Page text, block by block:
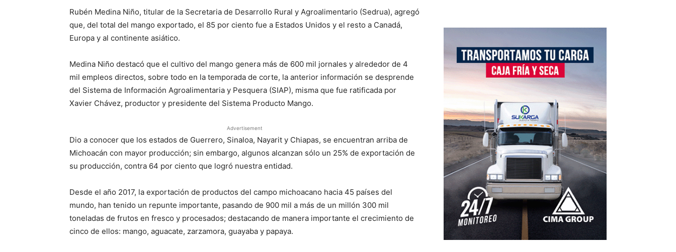
Rubén Medina Niño, titular de la Secretaria de Desarrollo Rural y Agroalimentario (Sedrua), agregó
que, del total del mango exportado, el 85 por ciento fue a Estados Unidos y el resto a Canadá,
Europa y al continente asiático.
Medina Niño destacó que el cultivo del mango genera más de 600 mil jornales y alrededor de 4
mil empleos directos, sobre todo en la temporada de corte, la anterior información se desprende
del Sistema de Información Agroalimentaria y Pesquera (SIAP), misma que fue ratificada por
Xavier Chávez, productor y presidente del Sistema Producto Mango.
Advertisement
Dio a conocer que los estados de Guerrero, Sinaloa, Nayarit y Chiapas, se encuentran arriba de
Michoacán con mayor producción; sin embargo, algunos alcanzan sólo un 25% de exportación de
su producción, contra 64 por ciento que logró nuestra entidad.
Desde el año 2017, la exportación de productos del campo michoacano hacia 45 países del
mundo, han tenido un repunte importante, pasando de 900 mil a más de un millón 300 mil
toneladas de frutos en fresco y procesados; destacando de manera importante el crecimiento de
cinco de ellos: mango, aguacate, zarzamora, guayaba y papaya.